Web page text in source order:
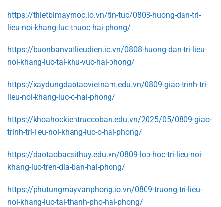
https://thietbimaymoc.io.vn/tin-tuc/0808-huong-dan-tri-
lieu-noi-khang-luc-thuoc-hai-phong/
https://buonbanvatlieudien.io.vn/0808-huong-dan-tri-lieu-
noi-khang-luc-tai-khu-vuc-hai-phong/
https://xaydungdaotaovietnam.edu.vn/0809-giao-trinh-tri-
lieu-noi-khang-luc-o-hai-phong/
https://khoahockientruccoban.edu.vn/2025/05/0809-giao-
trinh-tri-lieu-noi-khang-luc-o-hai-phong/
https://daotaobacsithuy.edu.vn/0809-lop-hoc-tri-lieu-noi-
khang-luc-tren-dia-ban-hai-phong/
https://phutungmayvanphong.io.vn/0809-truong-tri-lieu-
noi-khang-luc-tai-thanh-pho-hai-phong/